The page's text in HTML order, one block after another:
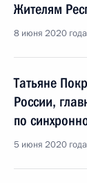
Жителям
8 июня 2020
Татьяне
России,
по
5 июня 2020